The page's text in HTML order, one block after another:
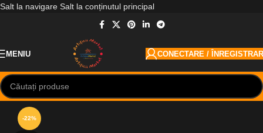
Salt la navigare Salt la conținutul principal
MENIU CONECTARE /
-22%